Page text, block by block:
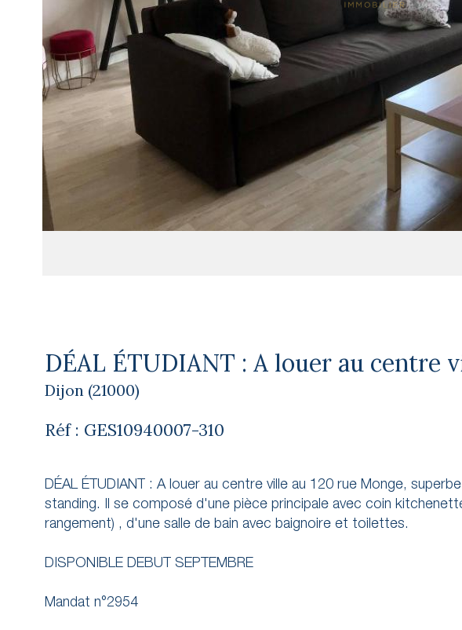
DÉAL ÉTUDIANT : A louer au centre
Dijon (21000)
Réf : GES10940007-310
DÉAL ÉTUDIANT : A louer au centre ville au 120 rue Monge,
standing. Il se composé d'une pièce principale avec coin
rangement) , d'une salle de bain avec baignoire et toilettes.
DISPONIBLE DEBUT SEPTEMBRE
Mandat n°2954